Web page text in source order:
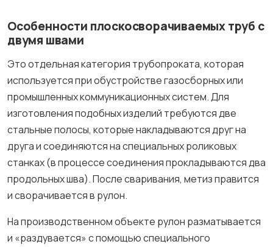
Особенности плоскосворачиваемых труб с
двумя швами
Это отдельная категория трубопроката, которая
используется при обустройстве газосборных или
промышленных коммуникационных систем. Для
изготовления подобных изделий требуются две
стальные полосы, которые накладываются друг на
друга и соединяются на специальных роликовых
станках (в процессе соединения прокладываются два
продольных шва). После сваривания, метиз правится
и сворачивается в рулон.
На производственном объекте рулон разматывается
и «раздувается» с помощью специального